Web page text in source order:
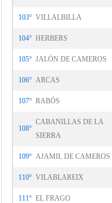
103° VILLALBILLA
104° HERBERS
105° JALÓN DE CAMEROS
106° ARCAS
107° RABÓS
108°
CABANILLAS DE LA
SIERRA
109° AJAMIL DE CAMEROS
110° VILABLAREIX
111° EL FRAGO